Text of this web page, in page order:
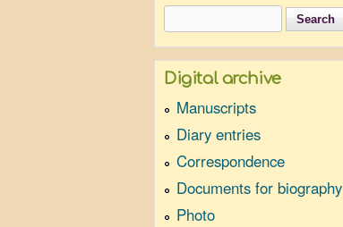
Search form
Digital archive
Manuscripts
Diary entries
Correspondence
Documents for biography
Photo